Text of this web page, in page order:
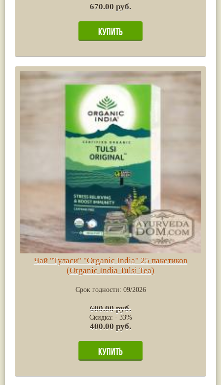
670.00 руб.
Чай "Туласи" "Organic India" 25 пакетиков
(Organic India Tulsi Tea)
Срок годности: 09/2026
600.00 руб.
Скидка: - 33%
400.00 руб.